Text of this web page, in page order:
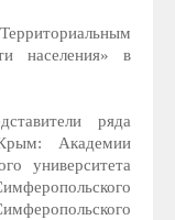
населения» в
ряда
Академии
университета